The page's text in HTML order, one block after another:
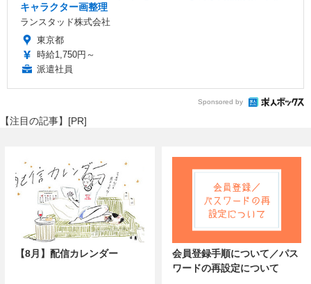
キャラクター画整理
ランスタッド株式会社
東京都
時給1,750円～
派遣社員
Sponsored by
【注目の記事】[PR]
【8月】配信カレンダー
会員登録手順について／パス
ワードの再設定について